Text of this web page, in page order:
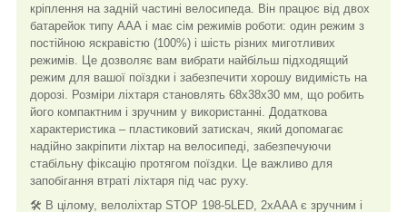
кріплення на задній частині велосипеда. Він працює від двох
батарейок типу ААА і має сім режимів роботи: один режим з
постійною яскравістю (100%) і шість різних миготливих
режимів. Це дозволяє вам вибрати найбільш підходящий
режим для вашої поїздки і забезпечити хорошу видимість на
дорозі. Розміри ліхтаря становлять 68х38х30 мм, що робить
його компактним і зручним у використанні. Додаткова
характеристика – пластиковий затискач, який допомагає
надійно закріпити ліхтар на велосипеді, забезпечуючи
стабільну фіксацію протягом поїздки. Це важливо для
запобігання втраті ліхтаря під час руху.
🛠️ В цілому, велоліхтар STOP 198-5LED, 2xAAA є зручним і